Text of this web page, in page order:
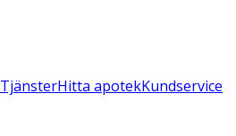
TjänsterHitta apotekKundservice